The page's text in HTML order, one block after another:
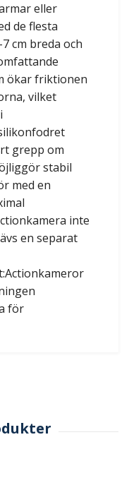
eller
de flesta
cm breda och
ökar friktionen
vilket
grepp om
stabil
med en
inte
en separat
för